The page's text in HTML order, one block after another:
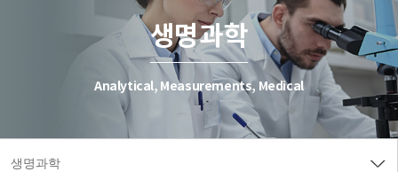
생명과학
Analytical, Measurements, Medical